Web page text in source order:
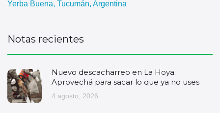
Yerba Buena, Tucumán, Argentina
Notas recientes
Nuevo descacharreo en La Hoya.
Aprovechá para sacar lo que ya no uses
4 agosto, 2026